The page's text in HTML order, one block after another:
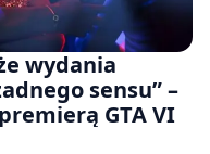
wydania
sensu” –
GTA VI